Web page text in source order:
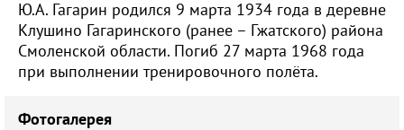
Ю.А. Гагарин родился 9 марта 1934 года в деревне
Клушино Гагаринского (ранее – Гжатского) района
Смоленской области. Погиб 27 марта 1968 года
при выполнении тренировочного полёта.
Фотогалерея